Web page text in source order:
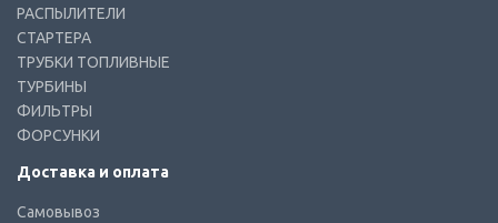
РАСПЫЛИТЕЛИ
СТАРТЕРА
ТРУБКИ ТОПЛИВНЫЕ
ТУРБИНЫ
ФИЛЬТРЫ
ФОРСУНКИ
Доставка и оплата
Самовывоз